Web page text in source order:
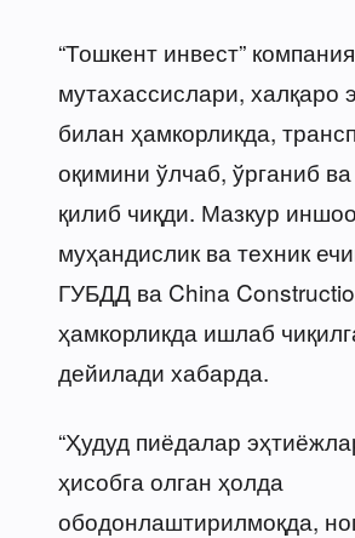
“Тошкент инвест”
мутахассислари, халқаро
билан ҳамкорликда,
оқимини ўлчаб, ўрганиб
қилиб чиқди. Мазкур
муҳандислик ва техник
ГУБДД ва China
ҳамкорликда ишлаб
дейилади хабарда.
“Ҳудуд пиёдалар
ҳисобга олган ҳолда
ободонлаштирилмоқда,